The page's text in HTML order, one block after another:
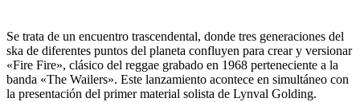
Se trata de un encuentro trascendental, donde tres generaciones del
ska de diferentes puntos del planeta confluyen para crear y versionar
«Fire Fire», clásico del reggae grabado en 1968 perteneciente a la
banda «The Wailers». Este lanzamiento acontece en simultáneo con
la presentación del primer material solista de Lynval Golding.